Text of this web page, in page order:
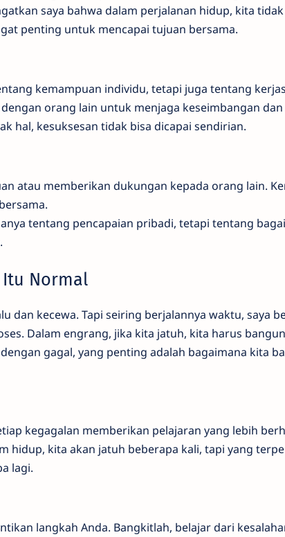
saya bahwa dalam perjalanan hidup, kita tidak
penting untuk mencapai tujuan bersama.
kemampuan individu, tetapi juga tentang
orang lain untuk menjaga keseimbangan dan
hal, kesuksesan tidak bisa dicapai sendirian.
atau memberikan dukungan kepada orang lain.
tentang pencapaian pribadi, tetapi tentang
Itu Normal
dan kecewa. Tapi seiring berjalannya waktu, saya
Dalam engrang, jika kita jatuh, kita harus
gagal, yang penting adalah bagaimana kita
kegagalan memberikan pelajaran yang lebih
hidup, kita akan jatuh beberapa kali, tapi yang
lagi.
langkah Anda. Bangkitlah, belajar dari